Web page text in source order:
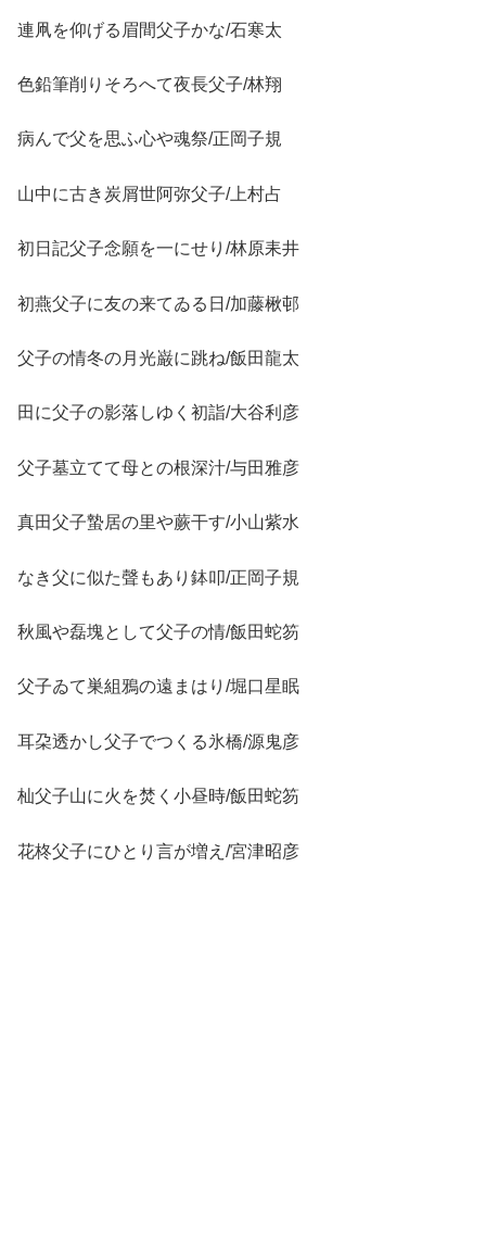
連凧を仰げる眉間父子かな/石寒太
色鉛筆削りそろへて夜長父子/林翔
病んで父を思ふ心や魂祭/正岡子規
山中に古き炭屑世阿弥父子/上村占
初日記父子念願を一にせり/林原耒井
初燕父子に友の来てゐる日/加藤楸邨
父子の情冬の月光巌に跳ね/飯田龍太
田に父子の影落しゆく初詣/大谷利彦
父子墓立てて母との根深汁/与田雅彦
真田父子蟄居の里や蕨干す/小山紫水
なき父に似た聲もあり鉢叩/正岡子規
秋風や磊塊として父子の情/飯田蛇笏
父子ゐて巣組鴉の遠まはり/堀口星眠
耳朶透かし父子でつくる氷橋/源鬼彦
杣父子山に火を焚く小昼時/飯田蛇笏
花柊父子にひとり言が増え/宮津昭彦